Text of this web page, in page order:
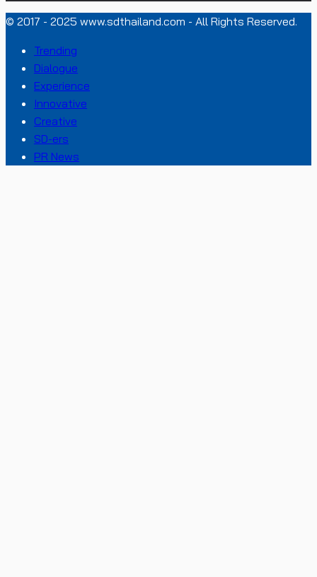
© 2017 - 2025 www.sdthailand.com - All Rights Reserved.
Trending
Dialogue
Experience
Innovative
Creative
SD-ers
PR News